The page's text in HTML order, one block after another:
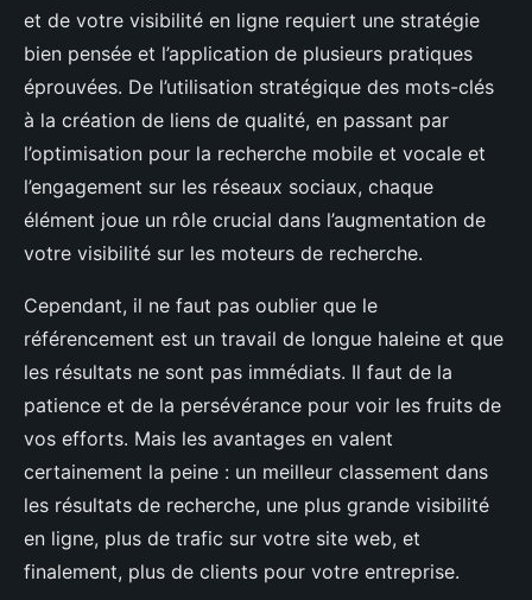
et de votre visibilité en ligne requiert une stratégie
bien pensée et l’application de plusieurs pratiques
éprouvées. De l’utilisation stratégique des mots-clés
à la création de liens de qualité, en passant par
l’optimisation pour la recherche mobile et vocale et
l’engagement sur les réseaux sociaux, chaque
élément joue un rôle crucial dans l’augmentation de
votre visibilité sur les moteurs de recherche.
Cependant, il ne faut pas oublier que le
référencement est un travail de longue haleine et que
les résultats ne sont pas immédiats. Il faut de la
patience et de la persévérance pour voir les fruits de
vos efforts. Mais les avantages en valent
certainement la peine : un meilleur classement dans
les résultats de recherche, une plus grande visibilité
en ligne, plus de trafic sur votre site web, et
finalement, plus de clients pour votre entreprise.